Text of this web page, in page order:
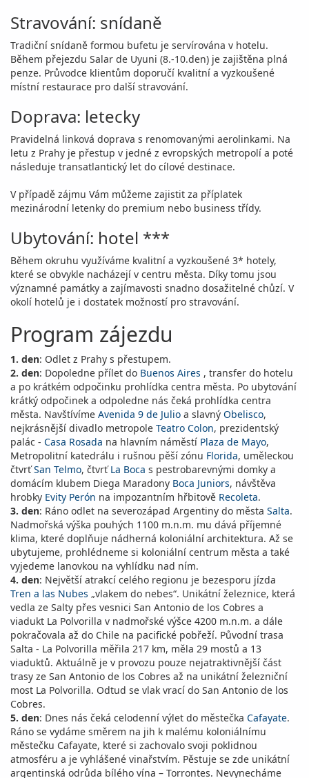
Stravování: snídaně
Tradiční snídaně formou bufetu je servírována v hotelu.
Během přejezdu Salar de Uyuni (8.-10.den) je zajištěna plná
penze. Průvodce klientům doporučí kvalitní a vyzkoušené
místní restaurace pro další stravování.
Doprava: letecky
Pravidelná linková doprava s renomovanými aerolinkami. Na
letu z Prahy je přestup v jedné z evropských metropolí a poté
následuje transatlantický let do cílové destinace.
V případě zájmu Vám můžeme zajistit za příplatek
mezinárodní letenky do premium nebo business třídy.
Ubytování: hotel ***
Během okruhu využíváme kvalitní a vyzkoušené 3* hotely,
které se obvykle nacházejí v centru města. Díky tomu jsou
významné památky a zajímavosti snadno dosažitelné chůzí. V
okolí hotelů je i dostatek možností pro stravování.
Program zájezdu
1. den: Odlet z Prahy s přestupem.
2. den: Dopoledne přílet do Buenos Aires , transfer do hotelu
a po krátkém odpočinku prohlídka centra města. Po ubytování
krátký odpočinek a odpoledne nás čeká prohlídka centra
města. Navštívíme Avenida 9 de Julio a slavný Obelisco,
nejkrásnější divadlo metropole Teatro Colon, prezidentský
palác - Casa Rosada na hlavním náměstí Plaza de Mayo,
Metropolitní katedrálu i rušnou pěší zónu Florida, uměleckou
čtvrťSan Telmo, čtvrťLa Boca s pestrobarevnými domky a
domácím klubem Diega Maradony Boca Juniors, návštěva
hrobky Evity Perón na impozantním hřbitově Recoleta.
3. den: Ráno odlet na severozápad Argentiny do města Salta.
Nadmořská výška pouhých 1100 m.n.m. mu dává příjemné
klima, které doplňuje nádherná koloniální architektura. Až se
ubytujeme, prohlédneme si koloniální centrum města a také
vyjedeme lanovkou na vyhlídku nad ním.
4. den: Největší atrakcí celého regionu je bezesporu jízda
Tren a las Nubes „vlakem do nebes“. Unikátní železnice, která
vedla ze Salty přes vesnici San Antonio de los Cobres a
viadukt La Polvorilla v nadmořské výšce 4200 m.n.m. a dále
pokračovala až do Chile na pacifické pobřeží. Původní trasa
Salta - La Polvorilla měřila 217 km, měla 29 mostů a 13
viaduktů. Aktuálně je v provozu pouze nejatraktivnější část
trasy ze San Antonio de los Cobres až na unikátní železniční
most La Polvorilla. Odtud se vlak vrací do San Antonio de los
Cobres.
5. den: Dnes nás čeká celodenní výlet do městečka Cafayate.
Ráno se vydáme směrem na jih k malému koloniálnímu
městečku Cafayate, které si zachovalo svoji poklidnou
atmosféru a je vyhlášené vinařstvím. Pěstuje se zde unikátní
argentinská odrůda bílého vína – Torrontes. Nevynecháme